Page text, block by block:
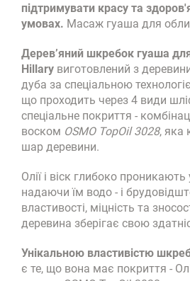
підтримувати красу та
умовах. Масаж гуаша для
Дерев’яний шкребок гуаша
Hillary виготовлений з
дуба за спеціальною
що проходить через 4 види
спеціальне покриття -
воском OSMO TopOil 3028, яка
шар деревини.
Олії і віск глибоко проникають
надаючи їм водо - і
властивості, міцність та
деревина зберігає свою
Унікальною властивістю
є те, що вона має покриття -